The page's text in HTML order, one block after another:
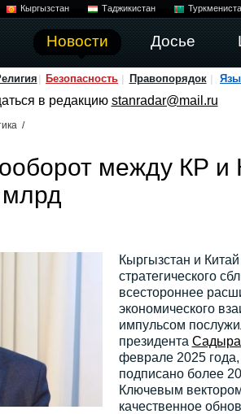
Кыргызстан Таджикистан
Новости Досье
Безопасность Правопорядок
в редакцию stanradar@mail.ru
/
между КР
млрд
Кыргызстан и
стратегического
всестороннее
экономического
импульсом
президента
феврале 2025
подписано более
Ключевым
качественное